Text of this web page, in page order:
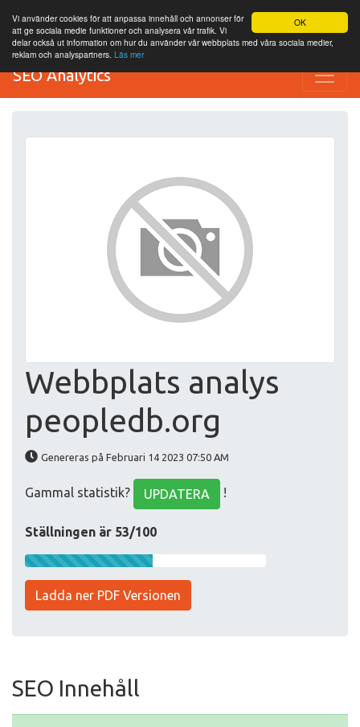
OK
Vi använder cookies för att anpassa innehåll och annonser för
att ge sociala medie funktioner och analysera vår trafik. Vi
delar också ut information om hur du använder vår webbplats med våra sociala medier,
reklam och analyspartners. Läs mer
SEO Analytics
Webbplats analys
peopledb.org
Genereras på Februari 14 2023 07:50 AM
Gammal statistik? UPDATERA !
Ställningen är 53/100
Ladda ner PDF Versionen
SEO Innehåll